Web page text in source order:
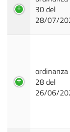
30 del
28/07/
ordinanza
28 del
26/06/